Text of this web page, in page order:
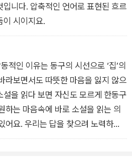
니다. 압축적인 언어로 표현된 흐르
이 시이지요.
적인 이유는 동구의 시선으로 ‘집’의
라보면서도 따뜻한 마음을 잃지 않으
을 읽다 보면 자신도 모르게 한동구
하는 마음속에 바로 소설을 읽는 의
어요. 우리는 답을 찾으려 노력하지
것은 아니라고 하잖아요. 더 많은 답